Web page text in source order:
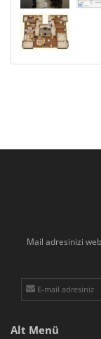
Mail adresinizi
Alt Menü